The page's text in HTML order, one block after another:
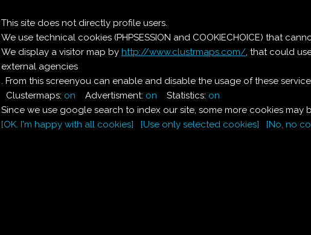
This site does not directly profile users.
We use technical cookies (PHPSESSION and COOKIECHOICE) that
We display a visitor map by http://www.clustrmaps.com/, that could
external agencies
. From this screenyou can enable and disable the usage of these
Clustermaps: on Advertisment: on Statistics: on
Since we use google search to index our site, some more cookies
[OK. I'm happy with all cookies]
[Use only selected cookies] [No, no
Le ricette di Pierre
Magnaghi-Zorzoli